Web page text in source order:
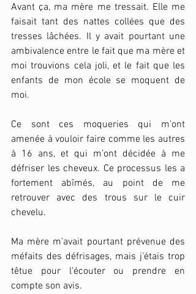
Avant ça, ma mère me tressait. Elle me
faisait tant des nattes collées que des
tresses lâchées. Il y avait pourtant une
ambivalence entre le fait que ma mère et
moi trouvions cela joli, et le fait que les
enfants de mon école se moquent de
moi.
Ce sont ces moqueries qui m’ont
amenée à vouloir faire comme les autres
à 16 ans, et qui m’ont décidée à me
défriser les cheveux. Ce processus les a
fortement abîmés, au point de me
retrouver avec des trous sur le cuir
chevelu.
Ma mère m’avait pourtant prévenue des
méfaits des défrisages, mais j’étais trop
têtue pour l’écouter ou prendre en
compte son avis.